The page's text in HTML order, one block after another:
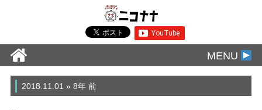
MENU
2018.11.01 » 8年 前